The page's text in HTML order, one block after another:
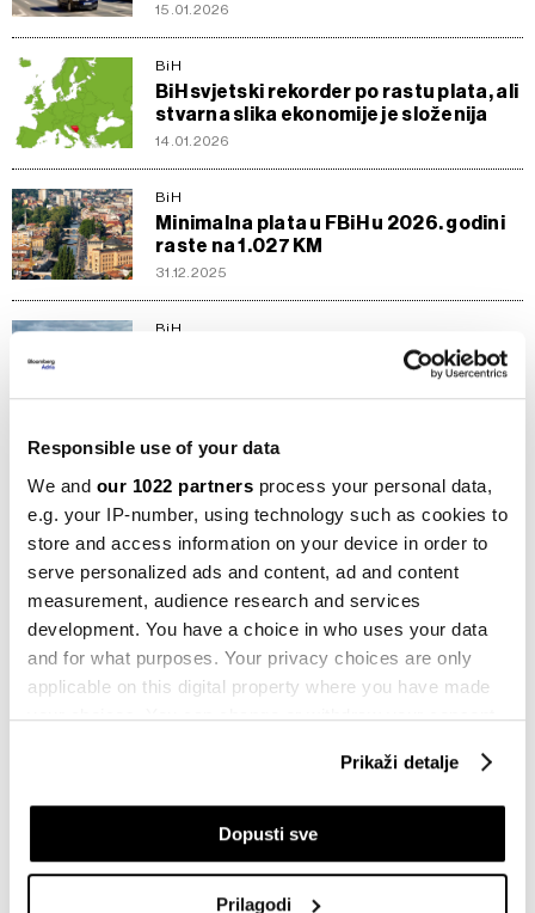
Responsible use of your data
We and our 1022 partners process your personal data,
e.g. your IP-number, using technology such as cookies to
store and access information on your device in order to
serve personalized ads and content, ad and content
measurement, audience research and services
development. You have a choice in who uses your data
and for what purposes. Your privacy choices are only
applicable on this digital property where you have made
your choices. You can change or withdraw your consent
If you allow, we would also like to:
Collect information about your geographical
Prikaži detalje
Dopusti sve
Prilagodi
15.01.2026
BiH
BiH svjetski rekorder po rastu plata, ali
stvarna slika ekonomije je složenija
14.01.2026
BiH
Minimalna plata u FBiH u 2026. godini
raste na 1.027 KM
31.12.2025
BiH
Bh. ekonomija usporila u 2025., evo šta
nas očekuje u narednoj godini
29.12.2025
Newsletter
Minimalna plata u FBiH će rasti oko 27
KM - pet vijesti koje treba da znate
19.12.2025
Iduće sedmice odluka o minimalnoj
plati, moguć rast od 2,7 posto
18.12.2025
BiH
'Fokus ne treba biti na minimalcu, već
na rastu prosječnih plata'
Sve što trebate znati o procesu
dogovora o novom minimalcu u FBiH